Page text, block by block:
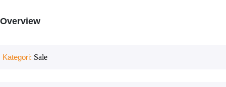
Overview
Kategori: Sale